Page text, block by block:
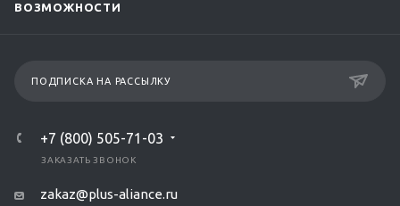
ВОЗМОЖНОСТИ
ПОДПИСКА НА РАССЫЛКУ
+7 (800) 505-71-03
ЗАКАЗАТЬ ЗВОНОК
zakaz@plus-aliance.ru